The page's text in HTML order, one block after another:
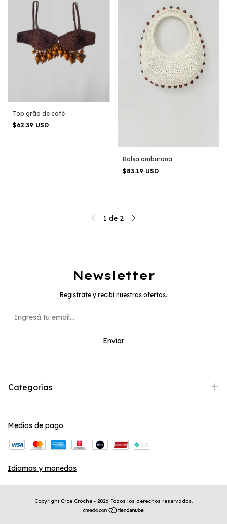
Top grão de café
$62.39 USD
Bolsa amburana
$83.19 USD
1 de 2
Newsletter
Registrate y recibí nuestras ofertas.
Categorías
Medios de pago
Idiomas y monedas
Copyright Croe Croche - 2026. Todos los derechos reservados.